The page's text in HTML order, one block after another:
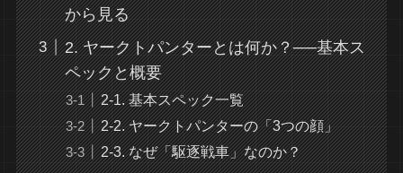
から見る
2. ヤークトパンターとは何か？──基本ス
ペックと概要
2-1. 基本スペック一覧
2-2. ヤークトパンターの「3つの顔」
2-3. なぜ「駆逐戦車」なのか？